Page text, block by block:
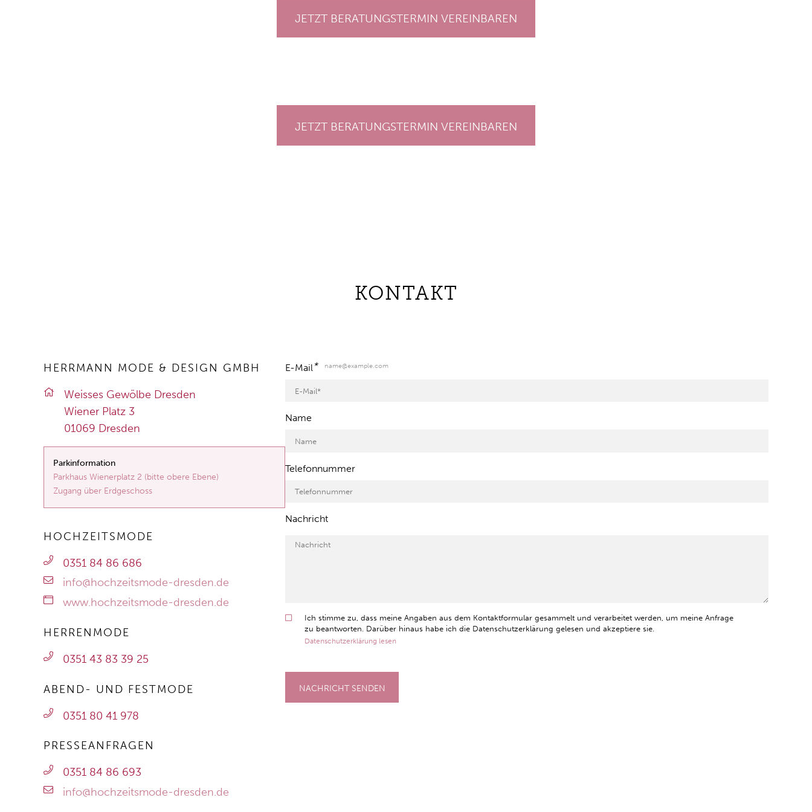
JETZT BERATUNGSTERMIN VEREINBAREN
JETZT BERATUNGSTERMIN VEREINBAREN
KONTAKT
HERRMANN MODE & DESIGN GMBH
Weis­ses Ge­wöl­be Dres­den
Wie­ner Platz 3
01069 Dres­den
Parkinformation
Parkhaus Wienerplatz 2 (bitte obere Ebene)
Zugang über Erdgeschoss
HOCHZEITSMODE
0351 84 86 686
info@hochzeitsmode-dresden.de
www.hochzeitsmode-dresden.de
HERRENMODE
0351 43 83 39 25
ABEND- UND FESTMODE
0351 80 41 978
PRESSEANFRAGEN
0351 84 86 693
info@hochzeitsmode-dresden.de
E-Mail* name@example.com
Name
Telefonnummer
Nachricht
Ich stimme zu, dass meine Angaben aus dem Kontaktformular gesammelt und verarbeitet werden, um meine Anfrage
zu beantworten. Darüber hinaus habe ich die Datenschutzerklärung gelesen und akzeptiere sie.
Datenschutzerklärung lesen
NACHRICHT SENDEN